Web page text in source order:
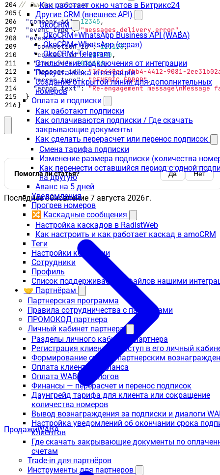
Как работает окно чатов в Битрикс24
Другие CRM (внешнее API)
OkoCRM
OkoCRM+WhatsApp Business API (WABA)
OkoCRM+WhatsApp (серая)
OkoCRM+Telegram
Отключение подключения от интеграции
Переустановка интеграции
Создание открытой линии для дополнительных
номеров
Оплата и подписки
Как работают подписки
Как оплачиваются подписки / Где скачать
закрывающие документы
Как сделать перерасчет или перенос подписок
Смена тарифа подписки
Изменение размера подписки (количества
Как перенести оставшийся период с одной
на другую
Аванс на 5 дней
Уведомления
Прогрев номеров
🔀 Каскадные сообщения
Настройка каскадов в RadistWeb
Как настроить и как работает каскад в amoCRM
Теги
Настройки компании
Сотрудники
Профиль
Список поддерживаемых файлов нашими
🤝 Партнёрам
Партнерская программа
Правила сотрудничества с партнерами
ПРОМОКОД партнера
Личный кабинет партнера
Разделы личного кабинета партнера
Регистрация клиента и доступ в его личный
Формирование счета с партнерским
Оплата клиента с баланса
Оплата WABA диалогов
Финансы — перерасчет и перенос подписок
Даунгрейд тарифа для клиента или сокращение
количества номеров
Вывод вознаграждения за подписки и диалоги
Настройка уведомлений об окончании срока
клиентов
Где скачать закрывающие документы по
счетам
Trade-in для партнёров
Инструменты для партнеров
{
"company_id": 12345,
"event_type": "messages.delivery.error" ,
"event": {
"connection_id": 123123,
"contact_id": 217140,
"chat_id": 1036686,
"message_id": "3fe648ad-fbb4-4412-9081-
"error_type": "GENERIC_ERROR",
"error_text": "Re-engagement
}
}
Помогла ли статья? Да Нет
Последнее обновление 7 августа 2026 г.
ПродажиWABA